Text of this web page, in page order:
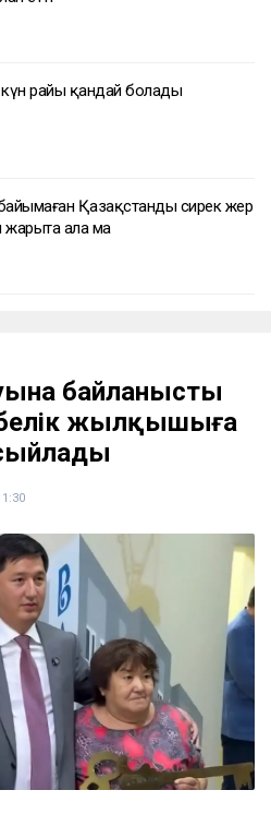
райы қандай болады
Қазақстанды сирек жер
жарыта ала ма
байланысты
жылқышыға